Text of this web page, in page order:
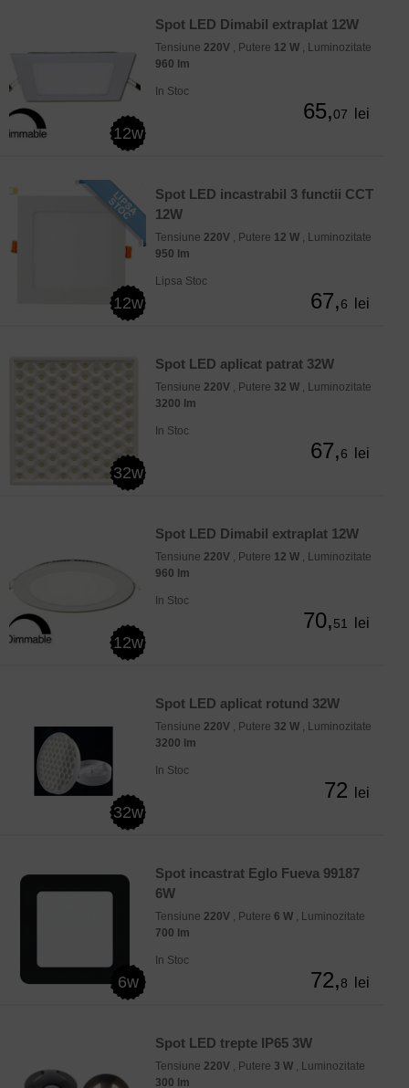
12w
Spot LED Dimabil extraplat 12W
Tensiune 220V , Putere 12 W , Luminozitate
960 lm
In Stoc
65,07 lei
12w
Spot LED incastrabil 3 functii CCT
12W
Tensiune 220V , Putere 12 W , Luminozitate
950 lm
Lipsa Stoc
67,6 lei
32w
Spot LED aplicat patrat 32W
Tensiune 220V , Putere 32 W , Luminozitate
3200 lm
In Stoc
67,6 lei
12w
Spot LED Dimabil extraplat 12W
Tensiune 220V , Putere 12 W , Luminozitate
960 lm
In Stoc
70,51 lei
32w
Spot LED aplicat rotund 32W
Tensiune 220V , Putere 32 W , Luminozitate
3200 lm
In Stoc
72 lei
6w
Spot incastrat Eglo Fueva 99187
6W
Tensiune 220V , Putere 6 W , Luminozitate
700 lm
In Stoc
72,8 lei
Spot LED trepte IP65 3W
Tensiune 220V , Putere 3 W , Luminozitate
300 lm